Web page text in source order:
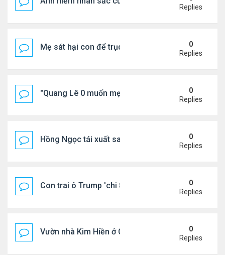
Replies
Mẹ sát hại con để trục lợi bảo hiểm
0
Replies
"Quang Lê 0 muốn mẹ thua kém người khác"
0
Replies
Hồng Ngọc tái xuất sau nhiều năm ở ẩn
0
Replies
Con trai ô Trump 'chi 8.5 triệu để xóa ràng buộc
0
Replies
Vườn nhà Kim Hiền ở California
0
Replies